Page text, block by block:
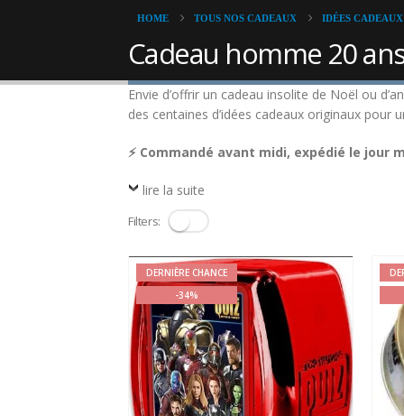
HOME TOUS NOS CADEAUX IDÉES
Cadeau homme 20
Envie d’offrir un cadeau insolite de Noël ou
des centaines d’idées cadeaux originaux pour
⚡ Commandé avant midi, expédié le jour
lire la suite
Filters:
DERNIÈRE CHANCE
-34%